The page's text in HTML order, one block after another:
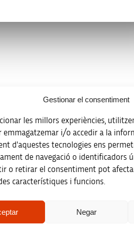
Gestionar el consentiment
les millors experiències,
emmagatzemar i/o accedir a la
d'aquestes tecnologies ens
de navegació o identificadors
o retirar el consentiment pot
característiques i funcions.
Negar
la
Registro de actividades de
Créditos
Accesibilidad